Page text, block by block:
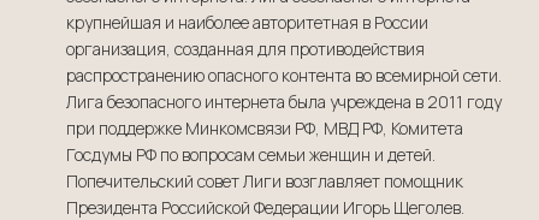
крупнейшая и наиболее авторитетная в России
организация, созданная для противодействия
распространению опасного контента во всемирной сети.
Лига безопасного интернета была учреждена в 2011 году
при поддержке Минкомсвязи РФ, МВД РФ, Комитета
Госдумы РФ по вопросам семьи женщин и детей.
Попечительский совет Лиги возглавляет помощник
Президента Российской Федерации Игорь Щеголев.